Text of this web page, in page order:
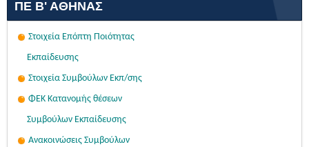
ΠΕ Β' ΑΘΉΝΑΣ
Στοιχεία Επόπτη Ποιότητας
Εκπαίδευσης
Στοιχεία Συμβούλων Εκπ/σης
ΦΕΚ Κατανομής θέσεων
Συμβούλων Εκπαίδευσης
Ανακοινώσεις Συμβούλων